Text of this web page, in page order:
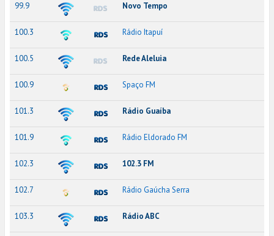
99.9 Novo Tempo
100.3 Rádio Itapuí
100.5 Rede Aleluia
100.9 Spaço FM
101.3 Rádio Guaíba
101.9 Rádio Eldorado FM
102.3 102.3 FM
102.7 Rádio Gaúcha Serra
103.3 Rádio ABC